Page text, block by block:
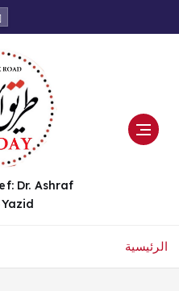
ت
Dr. Ashraf
الرئيسية